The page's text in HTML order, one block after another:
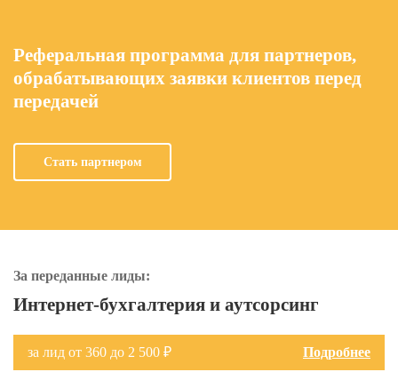
Реферальная программа для партнеров,
обрабатывающих заявки клиентов перед
передачей
Стать партнером
За переданные лиды:
Интернет-бухгалтерия и аутсорсинг
за лид от 360 до 2 500 ₽ Подробнее